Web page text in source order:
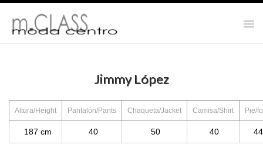
Jimmy López
Altura/Height Pantalón/Pants Chaqueta/Jacket Camisa/Shirt Pie/
187 cm 40 50 40 44